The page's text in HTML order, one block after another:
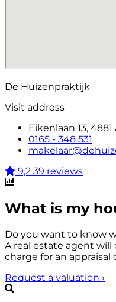
De Huizenpraktijk
Visit address
Eikenlaan 13,
0165 - 348 531
9,2 39 reviews
What is my
Do you want to know
A real estate agent
charge for an appraisal
Request a valuation ›